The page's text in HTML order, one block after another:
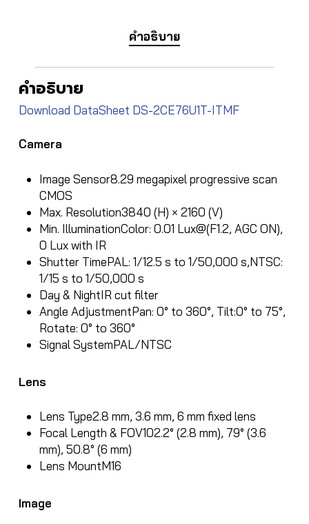
คำอธิบาย
คำอธิบาย
Download DataSheet DS-2CE76U1T-ITMF
Camera
Image Sensor8.29 megapixel progressive scan
CMOS
Max. Resolution3840 (H) × 2160 (V)
Min. IlluminationColor: 0.01 Lux@(F1.2, AGC ON),
0 Lux with IR
Shutter TimePAL: 1/12.5 s to 1/50,000 s,NTSC:
1/15 s to 1/50,000 s
Day & NightIR cut filter
Angle AdjustmentPan: 0° to 360°, Tilt:0° to 75°,
Rotate: 0° to 360°
Signal SystemPAL/NTSC
Lens
Lens Type2.8 mm, 3.6 mm, 6 mm fixed lens
Focal Length & FOV102.2° (2.8 mm), 79° (3.6
mm), 50.8° (6 mm)
Lens MountM16
Image